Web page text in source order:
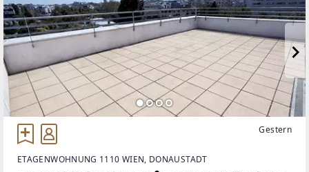
Gestern
ETAGENWOHNUNG 1110 WIEN, DONAUSTADT